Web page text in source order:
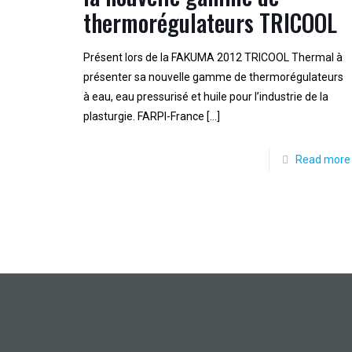
thermorégulateurs TRICOOL
Présent lors de la FAKUMA 2012 TRICOOL Thermal à
présenter sa nouvelle gamme de thermorégulateurs
à eau, eau pressurisé et huile pour l’industrie de la
plasturgie. FARPI-France […]
Read more